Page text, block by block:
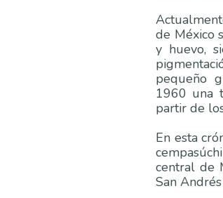
de México
y huevo,
pequeño
1960 una
partir de
En esta
central de
San